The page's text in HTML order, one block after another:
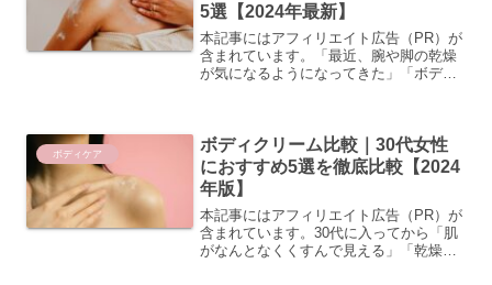
5選【2024年最新】
本記事にはアフィリエイト広告（PR）が
含まれています。「最近、腕や脚の乾燥
が気になるようになってきた」「ボディ
のではないでしょうか。...
ボディケア
ボディクリーム比較｜30代女性
におすすめ5選を徹底比較【2024
年版】
本記事にはアフィリエイト広告（PR）が
含まれています。30代に入ってから「肌
がなんとなくくすんで見える」「乾燥が